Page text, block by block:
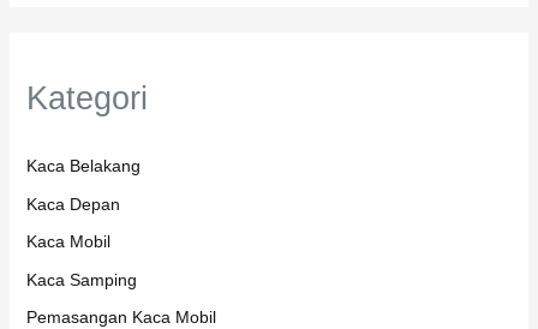
Kategori
Kaca Belakang
Kaca Depan
Kaca Mobil
Kaca Samping
Pemasangan Kaca Mobil